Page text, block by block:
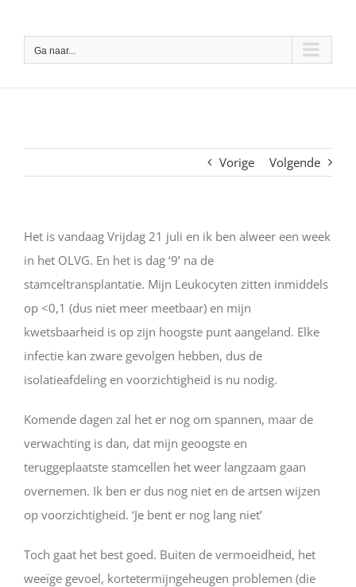
inhoudGa naar...
Vorige Volgende
Het is vandaag Vrijdag 21 juli en ik ben alweer een week
in het OLVG. En het is dag ‘9’ na de
stamceltransplantatie. Mijn Leukocyten zitten inmiddels
op <0,1 (dus niet meer meetbaar) en mijn
kwetsbaarheid is op zijn hoogste punt aangeland. Elke
infectie kan zware gevolgen hebben, dus de
isolatieafdeling en voorzichtigheid is nu nodig.
Komende dagen zal het er nog om spannen, maar de
verwachting is dan, dat mijn geoogste en
teruggeplaatste stamcellen het weer langzaam gaan
overnemen. Ik ben er dus nog niet en de artsen wijzen
op voorzichtigheid. ‘Je bent er nog lang niet’
Toch gaat het best goed. Buiten de vermoeidheid, het
weeïge gevoel, kortetermijngeheugen problemen (die